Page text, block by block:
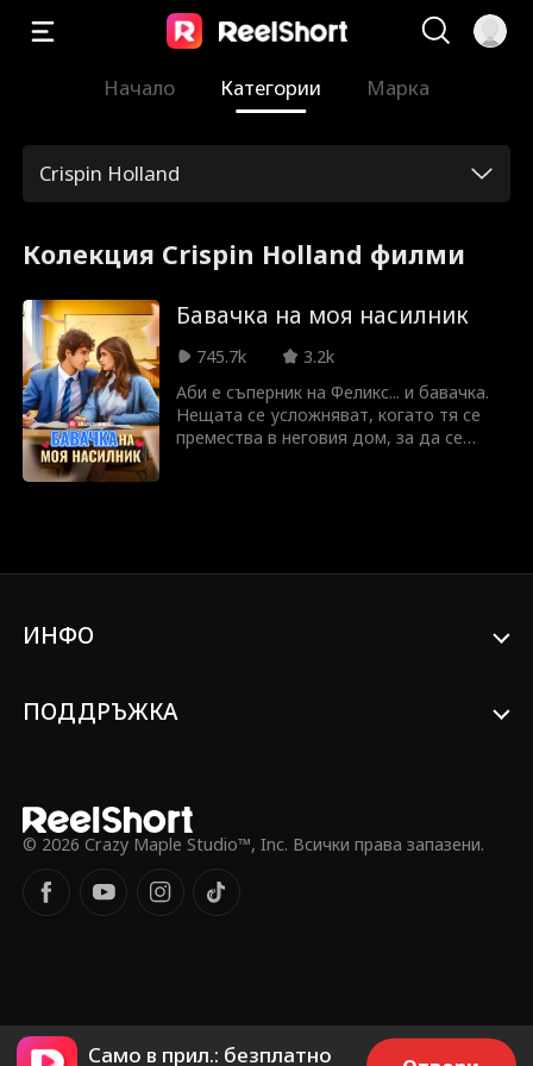
Начало Категории Марка
Crispin Holland
Колекция Crispin Holland филми
Бавачка на моя насилник
745.7k
3.2k
Аби е съперник на Феликс... и бавачка.
Нещата се усложняват, когато тя се
премества в неговия дом, за да се
ИНФО
ПОДДРЪЖКА
© 2026 Crazy Maple Studio™, Inc. Всички права запазени.
Само в прил.: безплатно